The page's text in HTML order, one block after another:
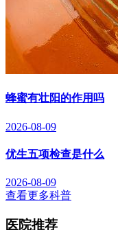
蜂蜜有壮阳的作用吗
2026-08-09
优生五项检查是什么
2026-08-09
查看更多科普
医院推荐